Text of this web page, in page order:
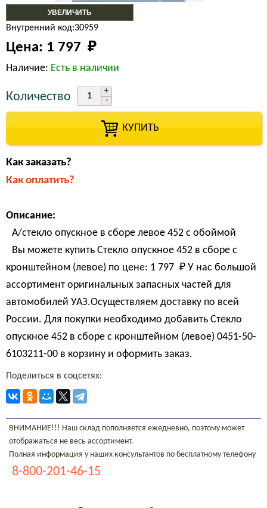
УВЕЛИЧИТЬ
Внутренний код:30959
Цена: 1 797 ₽
Наличие: Есть в наличии
Количество
КУПИТЬ
Как заказать?
Как оплатить?
Описание:
А/стекло опускное в сборе левое 452 с обоймой
Вы можете купить Стекло опускное 452 в сборе с
кронштейном (левое) по цене: 1 797 ₽ У нас большой
ассортимент оригинальных запасных частей для
автомобилей УАЗ.Осуществляем доставку по всей
России. Для покупки необходимо добавить Стекло
опускное 452 в сборе с кронштейном (левое) 0451-50-
6103211-00 в корзину и оформить заказ.
Поделиться в соцсетях:
ВНИМАНИЕ!!! Наш склад пополняется ежедневно, поэтому может
отображаться не весь ассортимент.
Полная информация у наших консультантов по бесплатному телефону
8-800-201-46-15